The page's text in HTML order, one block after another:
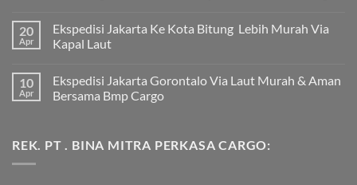
komentar
pada
Ekspedisi
Murah
dan
Terpercaya
Jakarta
ke
20
Apr
Ekspedisi Jakarta Ke Kota Bitung Lebih Murah Via
Kapal Laut
komentar
pada
Ekspedisi
Bitung
Lebih
10
Apr
Ekspedisi Jakarta Gorontalo Via Laut Murah & Aman
Bersama Bmp Cargo
pada
Ekspedisi
REK. PT . BINA MITRA PERKASA CARGO: